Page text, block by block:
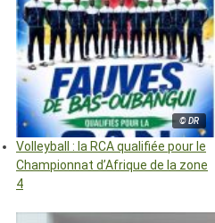
© DR
Volleyball : la RCA qualifiée pour le
Championnat d’Afrique de la zone
4